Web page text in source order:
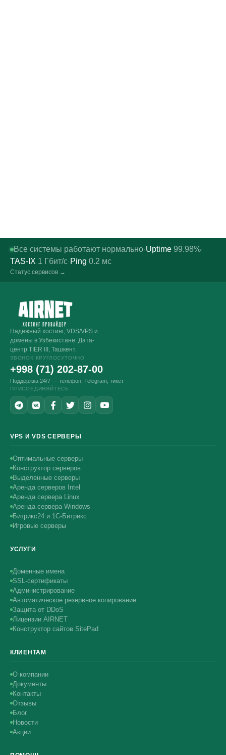
Все системы работают нормально·Uptime 99.98%·
TAS-IX 1 Гбит/с· Ping 0.2 мс
Статус сервисов →
Надёжный хостинг, VDS/VPS и
домены в Узбекистане. Дата-
центр TIER III, Ташкент.
ЗВОНОК КРУГЛОСУТОЧНО
+998 (71) 202-87-00
Поддержка 24/7 — телефон, Telegram, тикет
ПРИСОЕДИНЯЙТЕСЬ
VPS И VDS СЕРВЕРЫ
Оптимальные серверы
Конструктор серверов
Выделенные серверы
Аренда серверов Intel
Аренда сервера Linux
Аренда сервера Windows
Битрикс24 и 1С-Битрикс
Игровые серверы
УСЛУГИ
Доменные имена
SSL-сертификаты
Администрирование
Автоматическое резервное копирование
Защита от DDoS
Лицензии AIRNET
Конструктор сайтов SitePad
КЛИЕНТАМ
О компании
Документы
Контакты
Отзывы
Блог
Новости
Акции